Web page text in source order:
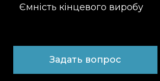
Ємність кінцевого виробу
Задать вопрос